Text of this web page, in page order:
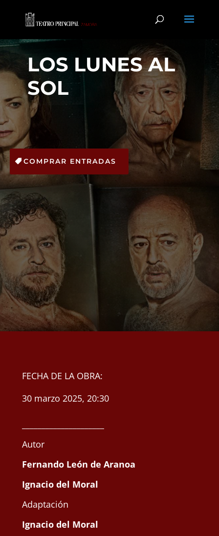
LOS LUNES AL
SOL
COMPRAR ENTRADAS
FECHA DE LA OBRA:
30 marzo 2025, 20:30
Autor
Fernando León de Aranoa
Ignacio del Moral
Adaptación
Ignacio del Moral